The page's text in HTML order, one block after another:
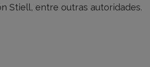
Stiell, entre outras autoridades.